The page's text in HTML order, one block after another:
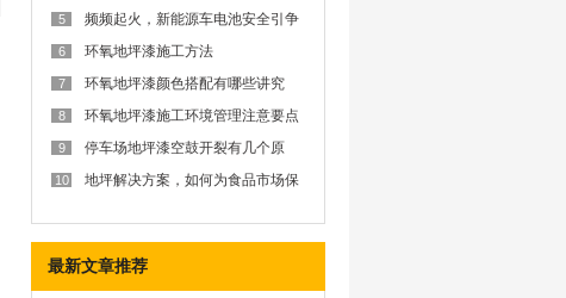
5
频频起火，新能源车电池安全引争
难
6 环氧地坪漆施工方法
7
环氧地坪漆颜色搭配有哪些讲究
8 环氧地坪漆施工环境管理注意要点
9
停车场地坪漆空鼓开裂有几个原
10
地坪解决方案，如何为食品市场保
最新文章推荐